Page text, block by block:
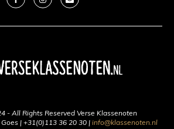
- All Rights Reserved Verse Klassenoten
| +31(0)113 36 20 30 | info@klassenoten.nl